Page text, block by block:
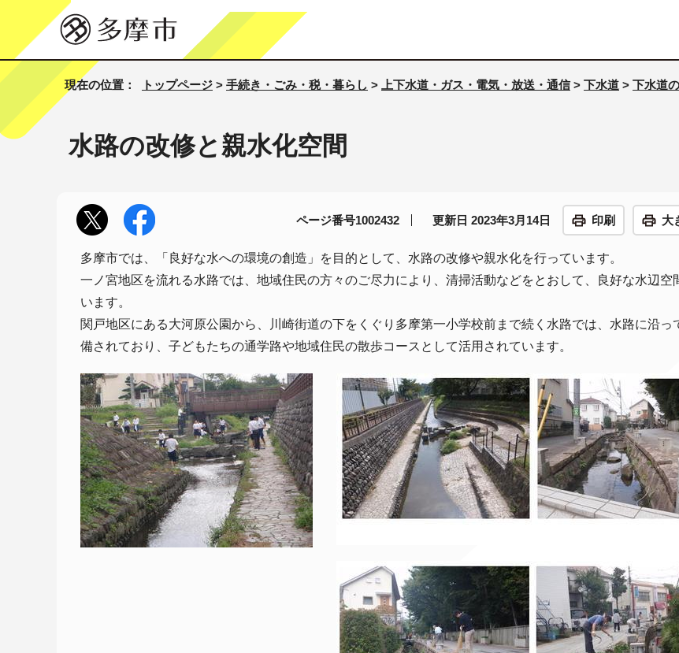
現在の位置： トップページ > 手続き・ごみ・税・暮らし > 上下水道・ガス・電気・放送・通信> 下水道 > 下水道
水路の改修と親水化空間
ページ番号1002432 更新日 2023年3月14日 印刷 大
多摩市では、「良好な水への環境の創造」を目的として、水路の改修や親水化を行っています。
一ノ宮地区を流れる水路では、地域住民の方々のご尽力により、清掃活動などをとおして、良好な水辺空
います。
関戸地区にある大河原公園から、川崎街道の下をくぐり多摩第一小学校前まで続く水路では、水路に沿っ
備されており、子どもたちの通学路や地域住民の散歩コースとして活用されています。